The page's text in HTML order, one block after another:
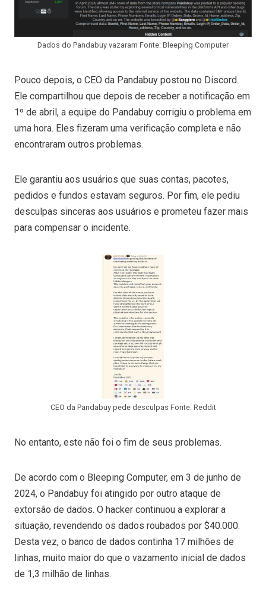
Dados do Pandabuy vazaram Fonte: Bleeping Computer
Pouco depois, o CEO da Pandabuy postou no Discord.
Ele compartilhou que depois de receber a notificação em
1º de abril, a equipe do Pandabuy corrigiu o problema em
uma hora. Eles fizeram uma verificação completa e não
encontraram outros problemas.
Ele garantiu aos usuários que suas contas, pacotes,
pedidos e fundos estavam seguros. Por fim, ele pediu
desculpas sinceras aos usuários e prometeu fazer mais
para compensar o incidente.
CEO da Pandabuy pede desculpas Fonte: Reddit
No entanto, este não foi o fim de seus problemas.
De acordo com o Bleeping Computer, em 3 de junho de
2024, o Pandabuy foi atingido por outro ataque de
extorsão de dados. O hacker continuou a explorar a
situação, revendendo os dados roubados por $40.000.
Desta vez, o banco de dados continha 17 milhões de
linhas, muito maior do que o vazamento inicial de dados
de 1,3 milhão de linhas.